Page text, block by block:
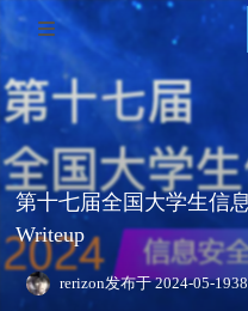
运维
CODE
小工具
第十七届全国大学生信
Writeup
rerizon发布于 2024-05-19